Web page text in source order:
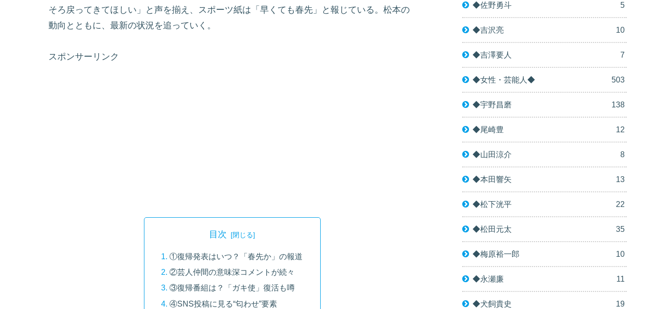
そろ戻ってきてほしい」と声を揃え、スポーツ紙は「早くても春先」と報じている。松本の
動向とともに、最新の状況を追っていく。
スポンサーリンク
目次
①復帰発表はいつ？「春先か」の報道
②芸人仲間の意味深コメントが続々
③復帰番組は？「ガキ使」復活も噂
④SNS投稿に見る“匂わせ”要素
◆佐野勇斗 5
◆吉沢亮 10
◆吉澤要人 7
◆女性・芸能人◆ 503
◆宇野昌磨 138
◆尾崎豊 12
◆山田涼介 8
◆本田響矢 13
◆松下洸平 22
◆松田元太 35
◆梅原裕一郎 10
◆永瀬廉 11
◆犬飼貴史 19